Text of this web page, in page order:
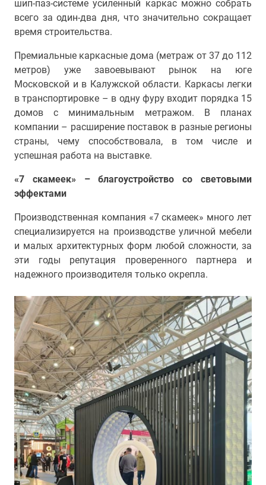
шип-паз-системе усиленный каркас можно собрать
всего за один-два дня, что значительно сокращает
время строительства.
Премиальные каркасные дома (метраж от 37 до 112
метров) уже завоевывают рынок на юге
Московской и в Калужской области. Каркасы легки
в транспортировке – в одну фуру входит порядка 15
домов с минимальным метражом. В планах
компании – расширение поставок в разные регионы
страны, чему способствовала, в том числе и
успешная работа на выставке.
«7 скамеек» – благоустройство со световыми
эффектами
Производственная компания «7 скамеек» много лет
специализируется на производстве уличной мебели
и малых архитектурных форм любой сложности, за
эти годы репутация проверенного партнера и
надежного производителя только окрепла.